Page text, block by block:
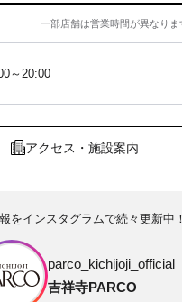
一部店舗は営業時間が異なりま
～20:00
アクセス・施設案内
をインスタグラムで続々更新中！
parco_kichijoji_official
吉祥寺PARCO